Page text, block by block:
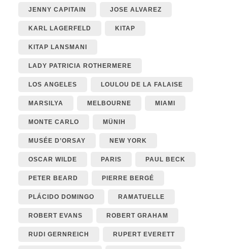
JENNY CAPITAIN JOSE ALVAREZ
KARL LAGERFELD KITAP
KITAP LANSMANI
LADY PATRICIA ROTHERMERE
LOS ANGELES LOULOU DE LA FALAISE
MARSILYA MELBOURNE MIAMI
MONTE CARLO MÜNIH
MUSÉE D’ORSAY NEW YORK
OSCAR WILDE PARIS PAUL BECK
PETER BEARD PIERRE BERGÉ
PLÁCIDO DOMINGO RAMATUELLE
ROBERT EVANS ROBERT GRAHAM
RUDI GERNREICH RUPERT EVERETT